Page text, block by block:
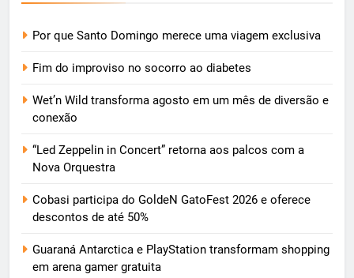
Por que Santo Domingo merece uma viagem exclusiva
Fim do improviso no socorro ao diabetes
Wet’n Wild transforma agosto em um mês de diversão e
conexão
“Led Zeppelin in Concert” retorna aos palcos com a
Nova Orquestra
Cobasi participa do GoldeN GatoFest 2026 e oferece
descontos de até 50%
Guaraná Antarctica e PlayStation transformam shopping
em arena gamer gratuita